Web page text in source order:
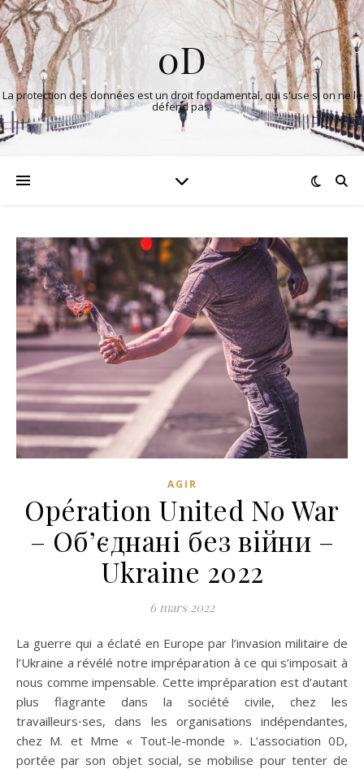
0D
La protection des données est un droit fondamental, qui s'use si on ne le
défend pas.
AGIR
Opération United No War
– Об’єднані без війни –
Ukraine 2022
6 mars 2022
La guerre qui a éclaté en Europe par l’invasion militaire de
l’Ukraine a révélé notre impréparation à ce qui s’imposait à
nous comme impensable. Cette impréparation est d’autant
plus flagrante dans la société civile, chez les
travailleurs⋅ses, dans les organisations indépendantes,
chez M. et Mme « Tout-le-monde ». L’association 0D,
portée par son objet social, se mobilise pour tenter de